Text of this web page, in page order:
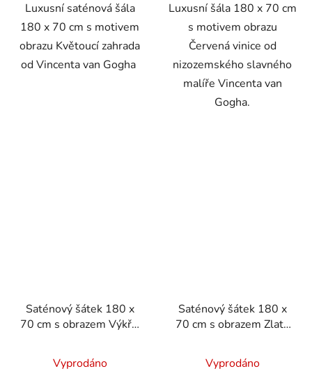
Luxusní saténová šála
180 x 70 cm s motivem
obrazu Květoucí zahrada
od Vincenta van Gogha
Luxusní šála 180 x 70 cm
s motivem obrazu
Červená vinice od
nizozemského slavného
malíře Vincenta van
Gogha.
Saténový šátek 180 x
70 cm s obrazem Výkřik
Vyprodáno
Saténový šátek 180 x
70 cm s obrazem Zlatá
Klimta
Vyprodáno